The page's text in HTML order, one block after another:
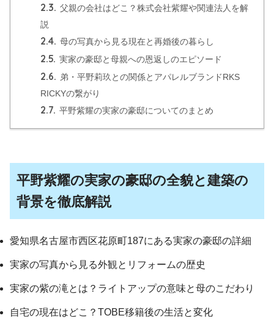
2.3. 父親の会社はどこ？株式会社紫耀や関連法人を解
説
2.4. 母の写真から見る現在と再婚後の暮らし
2.5. 実家の豪邸と母親への恩返しのエピソード
2.6. 弟・平野莉玖との関係とアパレルブランドRKS
RICKYの繋がり
2.7. 平野紫耀の実家の豪邸についてのまとめ
平野紫耀の実家の豪邸の全貌と建築の
背景を徹底解説
愛知県名古屋市西区花原町187にある実家の豪邸の詳細
実家の写真から見る外観とリフォームの歴史
実家の紫の滝とは？ライトアップの意味と母のこだわり
自宅の現在はどこ？TOBE移籍後の生活と変化